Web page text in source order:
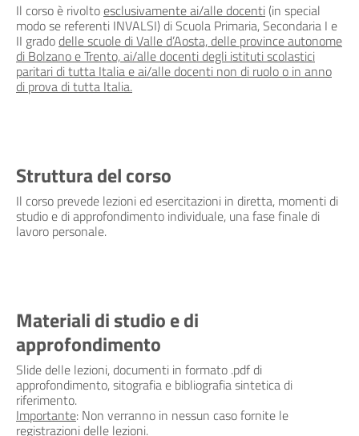
Il corso è rivoltoesclusivamente ai/alle docenti (in special
modo se referenti INVALSI) di Scuola Primaria, Secondaria I e
II gradodelle scuole di Valle d’Aosta, delle province autonome
di Bolzano e Trento, ai/alle docenti degli istituti scolastici
paritari di tutta Italia e ai/alle docenti non di ruolo o in anno
di prova di tutta Italia.
Struttura del corso
Il corso prevede lezioni ed esercitazioni in diretta, momenti di
studio e di approfondimento individuale, una fase finale di
lavoro personale.
Materiali di studio e di
approfondimento
Slide delle lezioni, documenti in formato .pdf di
approfondimento, sitografia e bibliografia sintetica di
riferimento.
Importante: Non verranno in nessun caso fornite le
registrazioni delle lezioni.